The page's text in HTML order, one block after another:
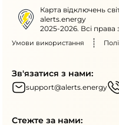
Карта відключень
alerts.energy
2025-2026. Всі права
Умови використання
Зв'язатися з нами:
support@alerts.energy
Стежте за нами: